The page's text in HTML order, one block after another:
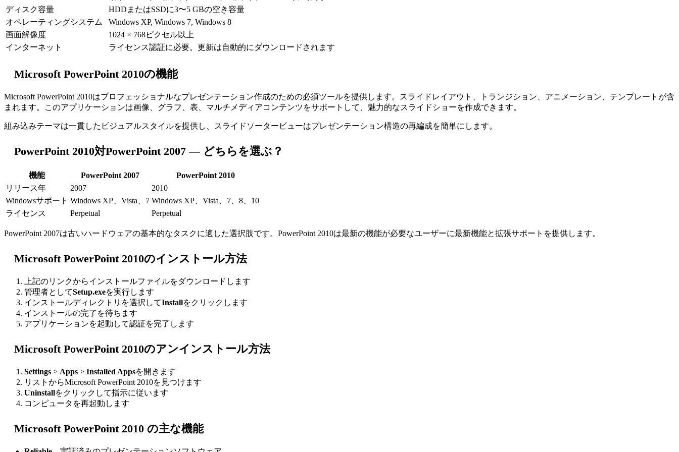
ディスク容量
HDDまたはSSDに3〜5 GBの空き容量
オペレーティングシステム
Windows XP, Windows 7, Windows 8
画面解像度
1024 × 768ピクセル以上
インターネット
ライセンス認証に必要。更新は自動的にダウンロードされます
Microsoft PowerPoint 2010の機能
Microsoft PowerPoint 2010はプロフェッショナルなプレゼンテーション作成のための必須ツールを提供します。スライドレイアウト、トランジション、アニメーション、テンプレートが含
まれます。このアプリケーションは画像、グラフ、表、マルチメディアコンテンツをサポートして、魅力的なスライドショーを作成できます。
組み込みテーマは一貫したビジュアルスタイルを提供し、スライドソータービューはプレゼンテーション構造の再編成を簡単にします。
PowerPoint 2010対PowerPoint 2007 — どちらを選ぶ？
機能 PowerPoint 2007
PowerPoint 2010
リリース年
2007
2010
Windowsサポート Windows XP、Vista、7 Windows XP、Vista、7、8、10
ライセンス
Perpetual Perpetual
PowerPoint 2007は古いハードウェアの基本的なタスクに適した選択肢です。PowerPoint 2010は最新の機能が必要なユーザーに最新機能と拡張サポートを提供します。
Microsoft PowerPoint 2010のインストール方法
上記のリンクからインストールファイルをダウンロードします
管理者としてSetup.exeを実行します
インストールディレクトリを選択してInstallをクリックします
インストールの完了を待ちます
アプリケーションを起動して認証を完了します
Microsoft PowerPoint 2010のアンインストール方法
Settings > Apps > Installed Appsを開きます
リストからMicrosoft PowerPoint 2010を見つけます
Uninstallをクリックして指示に従います
コンピュータを再起動します
Microsoft PowerPoint 2010 の主な機能